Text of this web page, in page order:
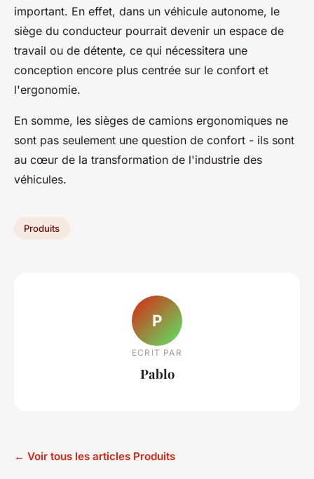
important. En effet, dans un véhicule autonome, le
siège du conducteur pourrait devenir un espace de
travail ou de détente, ce qui nécessitera une
conception encore plus centrée sur le confort et
l'ergonomie.
En somme, les sièges de camions ergonomiques ne
sont pas seulement une question de confort - ils sont
au cœur de la transformation de l'industrie des
véhicules.
Produits
P
ECRIT PAR
Pablo
← Voir tous les articles Produits